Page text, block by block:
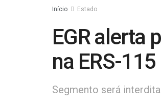
Início Estado
EGR alerta
na ERS-115
Segmento será